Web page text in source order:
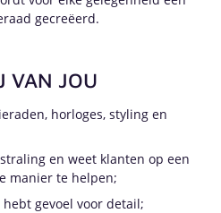
gecreëerd.
VAN JOU
horloges, styling en
en weet klanten op een
manier te helpen;
gevoel voor detail;